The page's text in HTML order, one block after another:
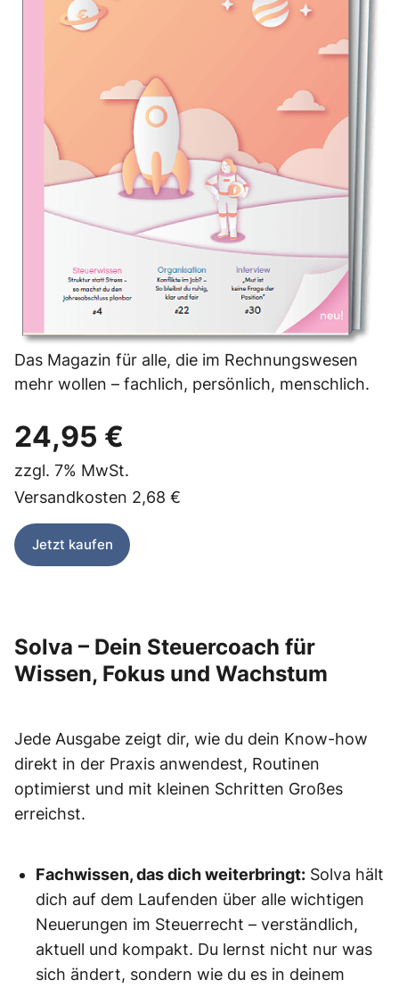
Das Magazin für alle, die im Rechnungswesen
mehr wollen – fachlich, persönlich, menschlich.
24,95 €
zzgl. 7% MwSt.
Versandkosten 2,68 €
Jetzt kaufen
Solva – Dein Steuercoach für
Wissen, Fokus und Wachstum
Jede Ausgabe zeigt dir, wie du dein Know-how
direkt in der Praxis anwendest, Routinen
optimierst und mit kleinen Schritten Großes
erreichst.
Fachwissen, das dich weiterbringt: Solva hält
dich auf dem Laufenden über alle wichtigen
Neuerungen im Steuerrecht – verständlich,
aktuell und kompakt. Du lernst nicht nur was
sich ändert, sondern wie du es in deinem